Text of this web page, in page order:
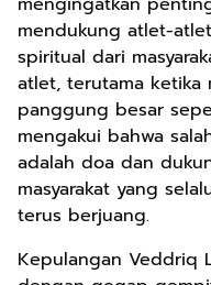
mendukung atlet-
spiritual dari
atlet, terutama ketika
panggung besar
mengakui bahwa
adalah doa dan
masyarakat yang
terus berjuang.
Kepulangan Veddriq